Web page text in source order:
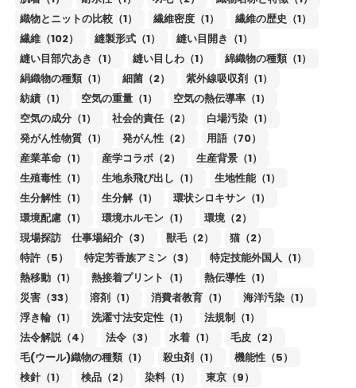
織物とニットの比較（1）
繊維密度（1）
繊維の歴史（1）
繊維（102）
縫製形式（1）
縫い目開き（1）
縫い目部穴あき（1）
縫い目しわ（1）
綿織物の種類（1）
絹織物の種類（1）
細菌（2）
紫外線吸収剤（1）
紡績（1）
空気の重量（1）
空気の熱伝導率（1）
空気の成分（1）
社会的責任（2）
白場汚染（1）
発がん性物質（1）
発がん性（2）
用語（70）
産業革命（1）
産学コラボ（2）
生産背景（1）
生殖毒性（1）
生地糸飛び出し（1）
生地性能（1）
生分解性（1）
生分解（1）
環状シロキサン（1）
環境配慮（1）
環境ホルモン（1）
環境（2）
現場探訪 仕事場紹介（3）
獣毛（2）
猫（2）
特許（5）
特定芳香族アミン（3）
特定技能外国人（1）
熱移動（1）
熱接着プリント（1）
熱伝導性（1）
災害（33）
溶剤（1） 消費者教育（1）
海洋汚染（1）
浮き輪（1）
洗濯寸法安定性（1）
法規制（1）
法令解説（4）
法令（3） 水着（1）
毛皮（2）
毛(ウール)織物の種類（1）
殺虫剤（1）
機能性（5）
検針（1）
検品（2） 染料（1）
東京（9）